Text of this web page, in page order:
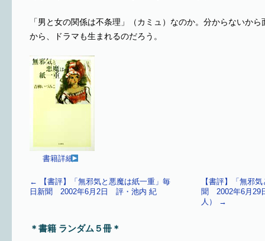
「男と女の関係は不条理」（カミュ）なのか。分からないか
から、ドラマも生まれるのだろう。
書籍詳細
←
【書評】「無邪気と悪魔は紙一重」毎
日新聞 2002年6月2日 評・池内 紀
【書評】「無邪
聞 2002年6月29
人）
→
＊書籍 ランダム５冊＊